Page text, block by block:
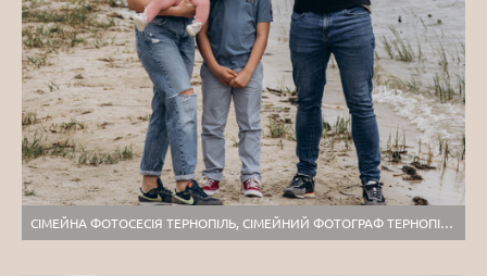
СІМЕЙНА ФОТОСЕСІЯ ТЕРНОПІЛЬ, СІМЕЙНИЙ ФОТОГРАФ ТЕРНОПІЛЬ, СІМЕЙНИЙ ФОТОГРАФ ЛЬВІВ, СІМЕЙНА ЗЙОМКА ТЕРНОПІЛЬ